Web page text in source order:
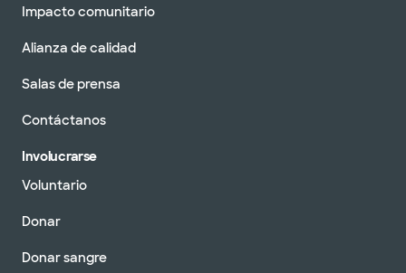
Impacto comunitario
Alianza de calidad
Salas de prensa
Contáctanos
Involucrarse
Voluntario
Donar
Donar sangre